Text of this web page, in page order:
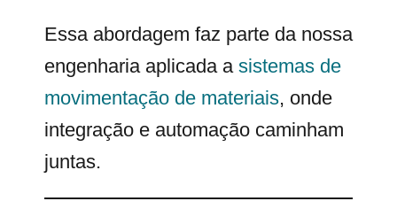
Essa abordagem faz parte da nossa
engenharia aplicada a sistemas de
movimentação de materiais, onde
integração e automação caminham
juntas.